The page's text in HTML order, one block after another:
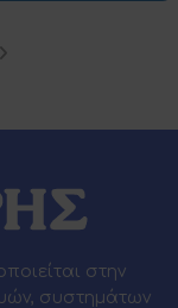
στην
συστημάτων